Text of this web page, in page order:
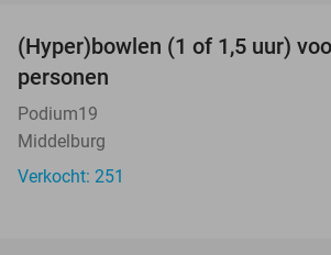
(Hyper)bowlen (1 of 1,5 uur)
personen
Podium19
Middelburg
Verkocht: 251